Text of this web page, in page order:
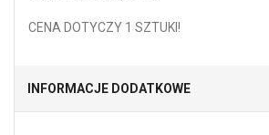
CENA DOTYCZY 1 SZTUKI!
INFORMACJE DODATKOWE